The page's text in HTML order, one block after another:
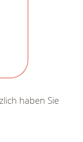
haben Sie